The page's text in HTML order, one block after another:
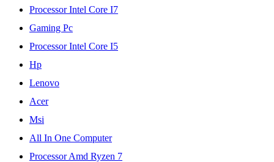
Processor Intel Core I7
Gaming Pc
Processor Intel Core I5
Hp
Lenovo
Acer
Msi
All In One Computer
Processor Amd Ryzen 7